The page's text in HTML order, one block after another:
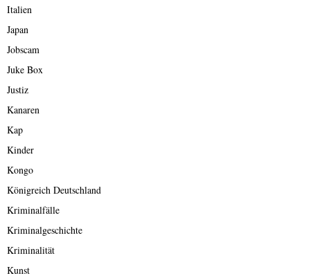
Italien
Japan
Jobscam
Juke Box
Justiz
Kanaren
Kap
Kinder
Kongo
Königreich Deutschland
Kriminalfälle
Kriminalgeschichte
Kriminalität
Kunst